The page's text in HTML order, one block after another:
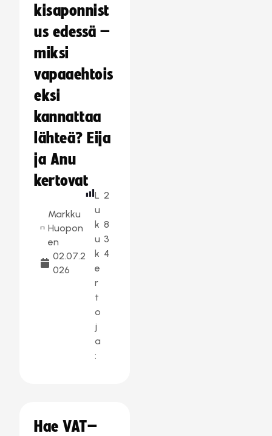
kisaponnist
us edessä –
miksi
vapaaehtois
eksi
kannattaa
lähteä? Eija
ja Anu
kertovat
Markku
Huopon
en
02.07.2
026
L
u
k
u
k
e
r
t
o
j
a
:
2
8
3
4
Hae VAT–